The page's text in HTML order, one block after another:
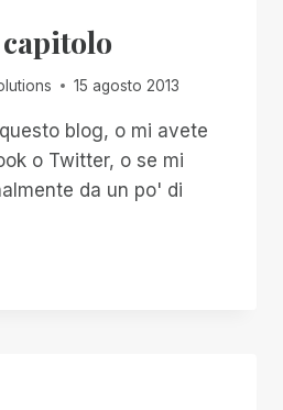
15 agosto 2013
blog, o mi avete
o Twitter, o se mi
da un po' di